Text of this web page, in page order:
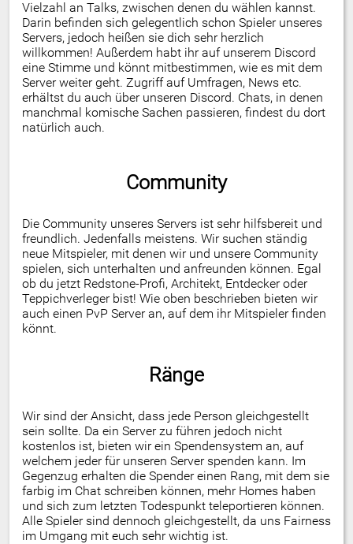
Vielzahl an Talks, zwischen denen du wählen kannst.
Darin befinden sich gelegentlich schon Spieler unseres
Servers, jedoch heißen sie dich sehr herzlich
willkommen! Außerdem habt ihr auf unserem Discord
eine Stimme und könnt mitbestimmen, wie es mit dem
Server weiter geht. Zugriff auf Umfragen, News etc.
erhältst du auch über unseren Discord. Chats, in denen
manchmal komische Sachen passieren, findest du dort
natürlich auch.
Community
Die Community unseres Servers ist sehr hilfsbereit und
freundlich. Jedenfalls meistens. Wir suchen ständig
neue Mitspieler, mit denen wir und unsere Community
spielen, sich unterhalten und anfreunden können. Egal
ob du jetzt Redstone-Profi, Architekt, Entdecker oder
Teppichverleger bist! Wie oben beschrieben bieten wir
auch einen PvP Server an, auf dem ihr Mitspieler finden
könnt.
Ränge
Wir sind der Ansicht, dass jede Person gleichgestellt
sein sollte. Da ein Server zu führen jedoch nicht
kostenlos ist, bieten wir ein Spendensystem an, auf
welchem jeder für unseren Server spenden kann. Im
Gegenzug erhalten die Spender einen Rang, mit dem sie
farbig im Chat schreiben können, mehr Homes haben
und sich zum letzten Todespunkt teleportieren können.
Alle Spieler sind dennoch gleichgestellt, da uns Fairness
im Umgang mit euch sehr wichtig ist.